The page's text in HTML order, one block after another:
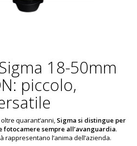
18-50mm
piccolo,
quarant’anni, Sigma si distingue per
fotocamere sempre all’avanguardia.
rappresentano l’anima dell’azienda.